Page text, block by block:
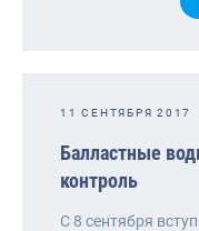
11 СЕНТЯБРЯ 2017
Балластные
контроль
С 8 сентября